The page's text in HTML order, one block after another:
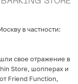
в частности:
свое отражение в
Store, шопперах и
Friend Function,